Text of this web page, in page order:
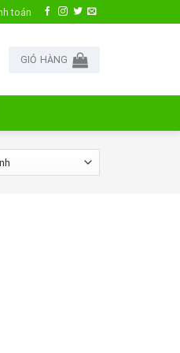
toán
GIỎ HÀNG